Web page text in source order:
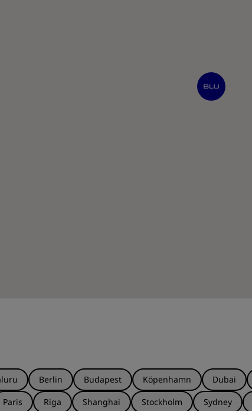
Berlin Budapest Köpenhamn Dubai
Paris Riga Shanghai Stockholm Sydney